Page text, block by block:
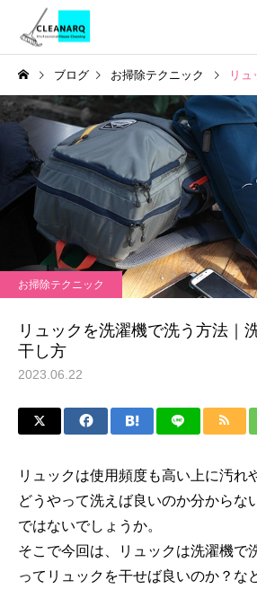
引っ越し前後まるごと
セット
レンジフードクリーニ
ング
ハウスクリーニング
全般
年1回は必ず掃除したい場
所リスト10選｜放置すると
危険な家の汚れと家庭にあ
る道具でできる掃除方法
ブログ お掃除テクニック リュック
お掃除テクニック
リュックを洗濯機で洗う方法｜
干し方
2023.06.22
リュックは使用頻度も高い上に汚れ
どうやって洗えば良いのか分からな
ではないでしょうか。
そこで今回は、リュックは洗濯機で
ってリュックを干せば良いのか？な